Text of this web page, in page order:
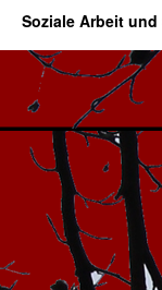
Soziale Arbeit